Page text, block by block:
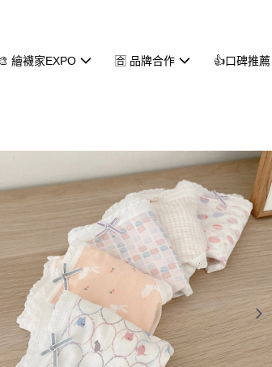
繪襪家EXPO 🈴 品牌合作 👍口碑推薦